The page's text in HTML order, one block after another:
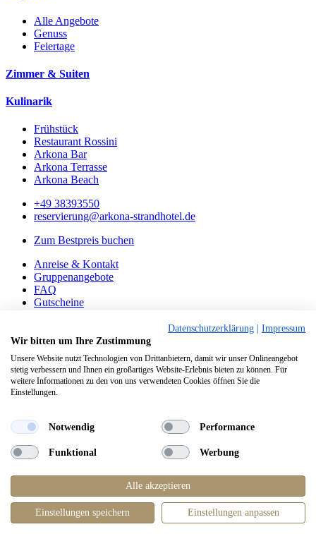
Alle Angebote
Genuss
Feiertage
Zimmer & Suiten
Kulinarik
Frühstück
Restaurant Rossini
Arkona Bar
Arkona Terrasse
Arkona Beach
+49 38393550
reservierung@arkona-strandhotel.de
Zum Bestpreis buchen
Anreise & Kontakt
Gruppenangebote
FAQ
Gutscheine
Datenschutz
Diese Seite ist auch verfügbar auf:English
Jetzt Loyalty-Programm
Loyalty-Programm
+49 38393550
reservierung@arkona-strandhotel.de
Zum Bestpreis buchen
Reisezeitraum
PflichtfeldGäste*
Datenschutzerklärung
Impressum
Wir bitten um Ihre Zustimmung
Unsere Website nutzt Technologien von Drittanbietern, damit wir unser Onlineangebot
stetig verbessern und Ihnen ein großartiges Website-Erlebnis bieten zu können. Für
weitere Informationen zu den von uns verwendeten Cookies öffnen Sie die
Einstellungen.
Notwendig Performance
Funktional Werbung
Alle akzeptieren
Einstellungen speichern Einstellungen anpassen